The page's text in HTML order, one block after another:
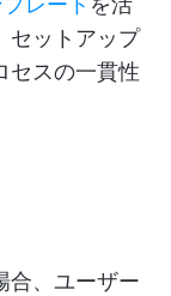
セットアップ
セスの一貫性
合、ユーザー